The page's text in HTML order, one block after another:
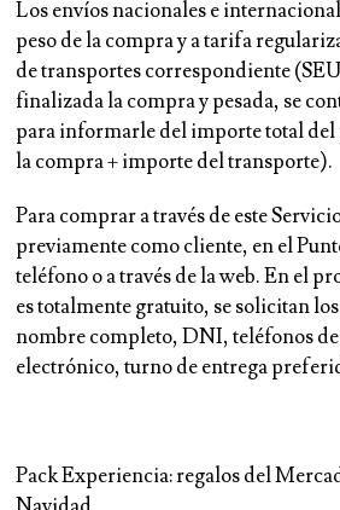
Los envíos nacionales e
peso de la compra y a tarifa
de transportes correspondiente
finalizada la compra y pesada, se
para informarle del importe total
la compra + importe del transporte).
Para comprar a través de este
previamente como cliente, en el
teléfono o a través de la web. En el
es totalmente gratuito, se solicitan
nombre completo, DNI, teléfonos
electrónico, turno de entrega
Pack Experiencia: regalos del